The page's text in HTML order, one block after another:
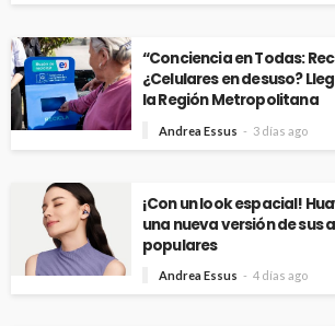
“Conciencia en Todas:
¿Celulares en desuso?
la Región Metropolitana
Andrea Essus 3 días ago
¡Con un look espacial!
una nueva versión de sus
populares
Andrea Essus 4 días ago